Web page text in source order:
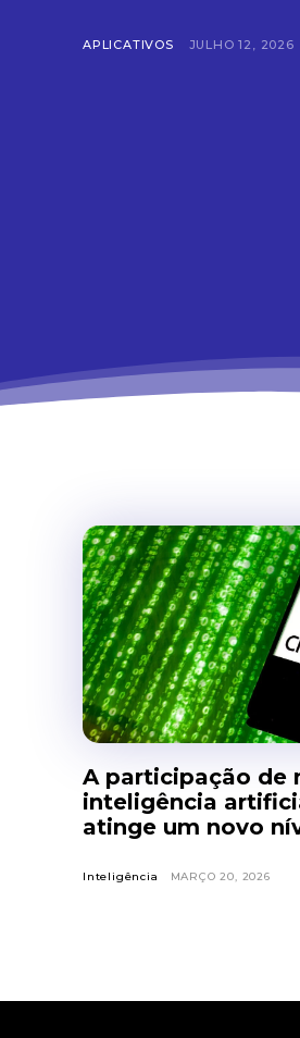
APLICATIVOS JULHO 12, 2026
A participação de
inteligência
atinge um novo
Inteligência MARÇO 20, 2026